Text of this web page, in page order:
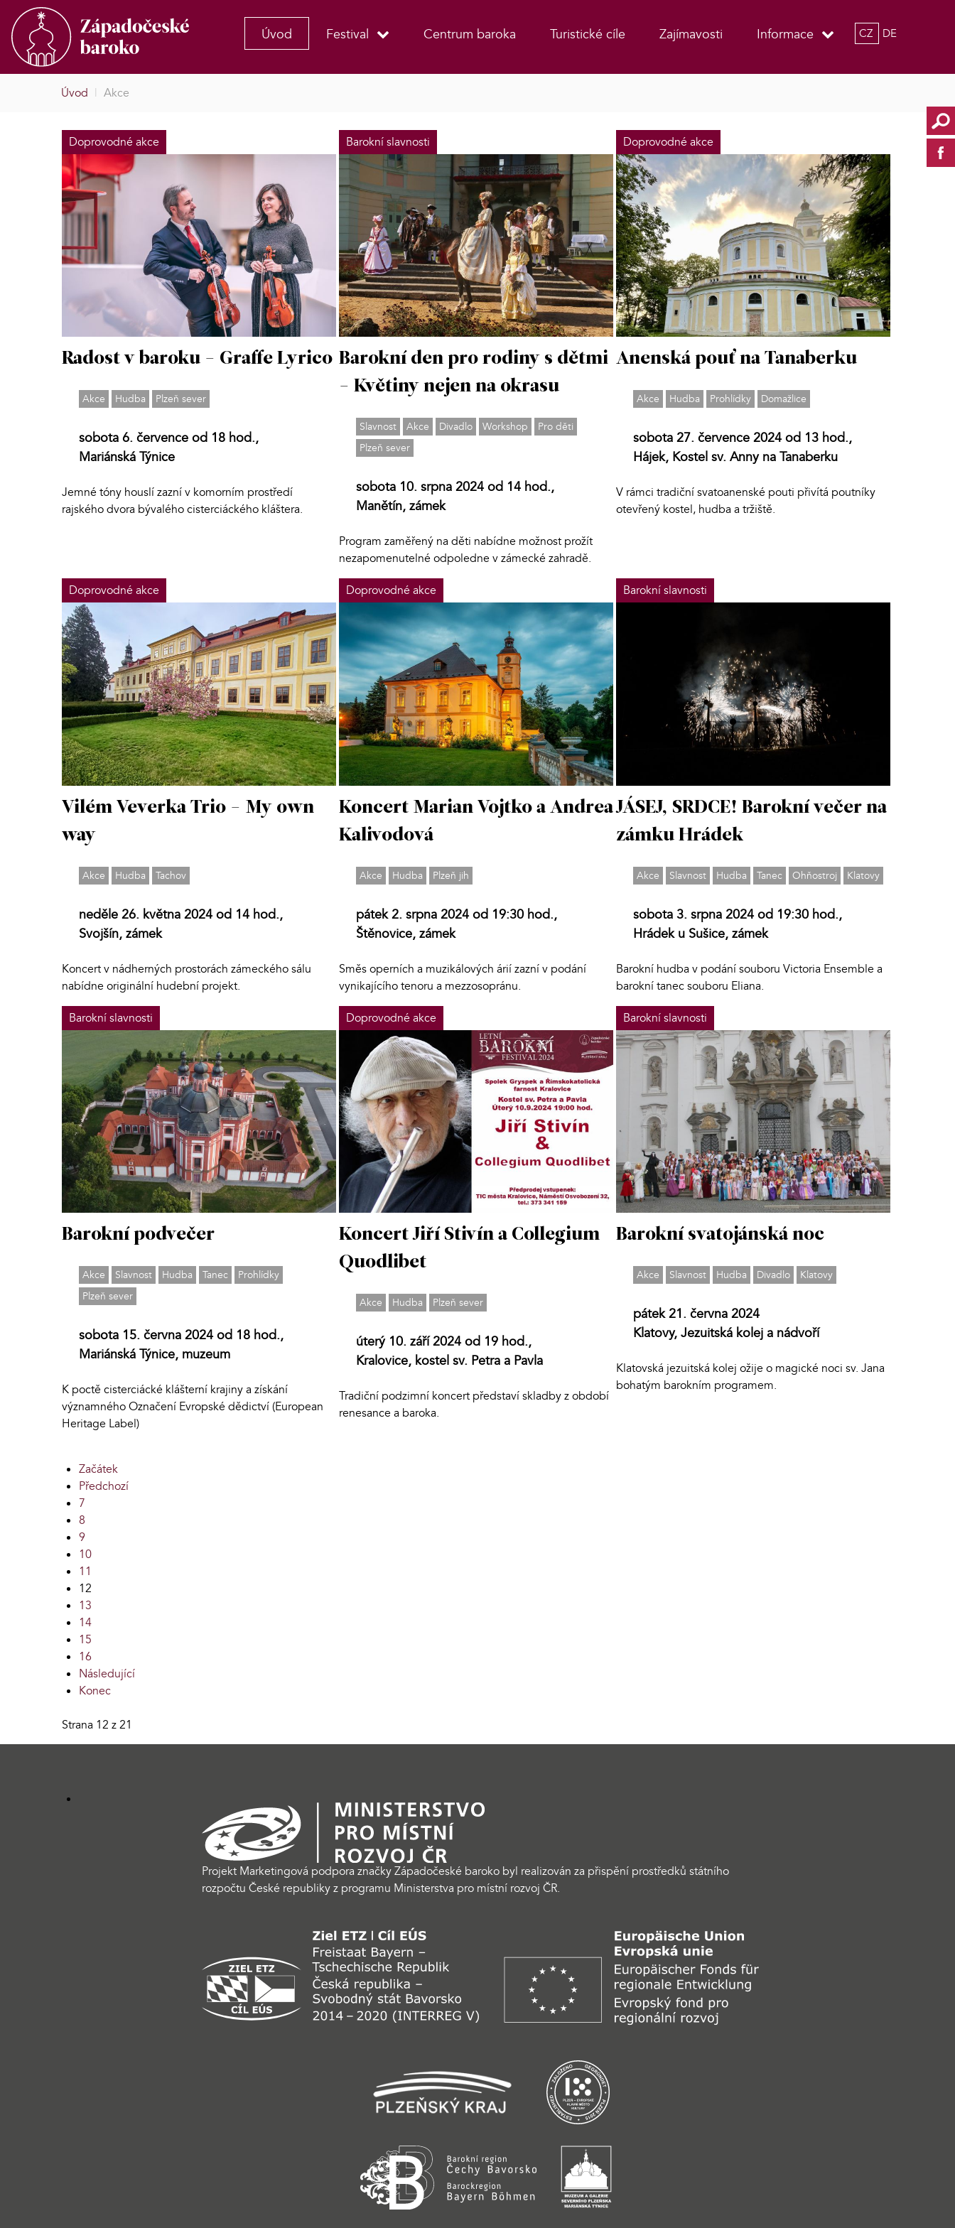
Úvod Festival Centrum baroka Turistické cíle Zajímavosti Informace CZ DE
Úvod | Akce
Doprovodné akce
Radost v baroku - Graffe Lyrico
Akce Hudba Plzeň sever
sobota 6. července od 18 hod.,
Mariánská Týnice
Jemné tóny houslí zazní v komorním prostředí
rajského dvora bývalého cisterciáckého kláštera.
Barokní slavnosti
Barokní den pro rodiny s dětmi
- Květiny nejen na okrasu
Slavnost Akce Divadlo Workshop
Pro děti
Plzeň sever
sobota 10. srpna 2024 od 14 hod.,
Manětín, zámek
Program zaměřený na děti nabídne možnost prožít
nezapomenutelné odpoledne v zámecké zahradě.
Doprovodné akce
Anenská pouť na Tanaberku
Akce Hudba Prohlídky Domažlice
sobota 27. července 2024 od 13 hod.,
Hájek, Kostel sv. Anny na Tanaberku
V rámci tradiční svatoanenské pouti přivítá poutníky
otevřený kostel, hudba a tržiště.
Doprovodné akce
Vilém Veverka Trio - My own
way
Akce Hudba Tachov
neděle 26. května 2024 od 14 hod.,
Svojšín, zámek
Koncert v nádherných prostorách zámeckého sálu
nabídne originální hudební projekt.
Doprovodné akce
Koncert Marian Vojtko a Andrea
Kalivodová
Akce Hudba Plzeň jih
pátek 2. srpna 2024 od 19:30 hod.,
Štěnovice, zámek
Směs operních a muzikálových árií zazní v podání
vynikajícího tenoru a mezzosopránu.
Barokní slavnosti
JÁSEJ, SRDCE! Barokní večer na
zámku Hrádek
Akce Slavnost Hudba Tanec Ohňostroj Klatovy
sobota 3. srpna 2024 od 19:30 hod.,
Hrádek u Sušice, zámek
Barokní hudba v podání souboru Victoria Ensemble a
barokní tanec souboru Eliana.
Barokní slavnosti
Barokní podvečer
Akce Slavnost Hudba Tanec
Prohlídky
Plzeň sever
sobota 15. června 2024 od 18 hod.,
Mariánská Týnice, muzeum
K poctě cisterciácké klášterní krajiny a získání
významného Označení Evropské dědictví (European
Heritage Label)
Doprovodné akce
Koncert Jiří Stivín a Collegium
Quodlibet
Akce Hudba Plzeň sever
úterý 10. září 2024 od 19 hod.,
Kralovice, kostel sv. Petra a Pavla
Tradiční podzimní koncert představí skladby z období
renesance a baroka.
Barokní slavnosti
Barokní svatojánská noc
Akce Slavnost Hudba Divadlo Klatovy
pátek 21. června 2024
Klatovy, Jezuitská kolej a nádvoří
Klatovská jezuitská kolej ožije o magické noci sv. Jana
bohatým barokním programem.
Začátek
Předchozí
7
8
9
10
11
12
13
14
15
16
Následující
Konec
Strana 12 z 21
Projekt Marketingová podpora značky Západočeské baroko byl realizován za přispění prostředků státního
rozpočtu České republiky z programu Ministerstva pro místní rozvoj ČR.